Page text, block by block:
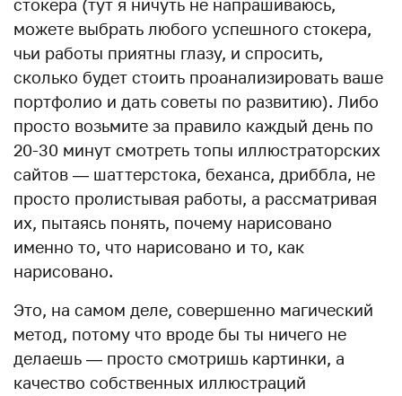
стокера (тут я ничуть не напрашиваюсь,
можете выбрать любого успешного стокера,
чьи работы приятны глазу, и спросить,
сколько будет стоить проанализировать ваше
портфолио и дать советы по развитию). Либо
просто возьмите за правило каждый день по
20-30 минут смотреть топы иллюстраторских
сайтов — шаттерстока, беханса, дриббла, не
просто пролистывая работы, а рассматривая
их, пытаясь понять, почему нарисовано
именно то, что нарисовано и то, как
нарисовано.
Это, на самом деле, совершенно магический
метод, потому что вроде бы ты ничего не
делаешь — просто смотришь картинки, а
качество собственных иллюстраций